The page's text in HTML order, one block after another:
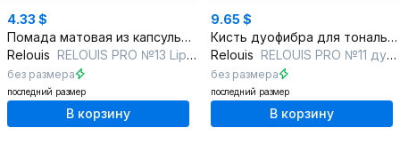
4.33 $
Помада матовая из капсульной серии со стойким покрытием
Relouis RELOUIS PRO №13 Lip Liner & Creamy Textures
без размера
последний размер
В корзину
9.65 $
Кисть дуофибра для тонального и универсального нанесения
Relouis RELOUIS PRO №11 дуофибра
без размера
последний размер
В корзину